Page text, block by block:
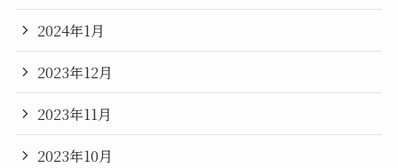
2024年1月
2023年12月
2023年11月
2023年10月